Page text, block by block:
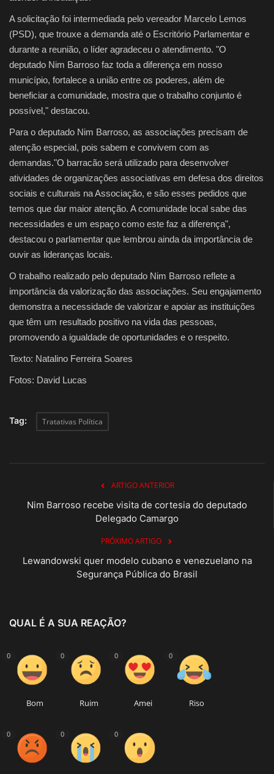
A solicitação foi intermediada pelo vereador Marcelo Lemos
(PSD), que trouxe a demanda até o Escritório Parlamentar e
durante a reunião, o líder agradeceu o atendimento. "O
deputado Nim Barroso faz toda a diferença em nosso
município, fortalece a união entre os poderes, além de
beneficiar a comunidade, mostra que o trabalho conjunto é
possível," destacou.
Para o deputado Nim Barroso, as associações precisam de
atenção especial, pois sabem e convivem com as
demandas."O barracão será utilizado para desenvolver
atividades de organizações associativas em defesa dos direitos
sociais e culturais na Associação, e são esses pedidos que
temos que dar maior atenção. A comunidade local sabe das
necessidades e um espaço como este faz a diferença",
destacou o parlamentar que lembrou ainda da importância de
ouvir as lideranças locais.
O trabalho realizado pelo deputado Nim Barroso reflete a
importância da valorização das associações. Seu engajamento
demonstra a necessidade de valorizar e apoiar as instituições
que têm um resultado positivo na vida das pessoas,
promovendo a igualdade de oportunidades e o respeito.
Texto: Natalino Ferreira Soares
Fotos: David Lucas
Tag: Tratativas Política
ARTIGO ANTERIOR
Nim Barroso recebe visita de cortesia do deputado
Delegado Camargo
PRÓXIMO ARTIGO
Lewandowski quer modelo cubano e venezuelano na
Segurança Pública do Brasil
QUAL É A SUA REAÇÃO?
0
Bom
0
Ruim
0
Amei
0
Riso
0 0 0